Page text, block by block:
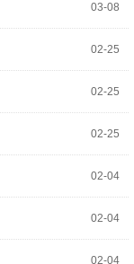
03-08
02-25
02-25
02-25
02-04
02-04
02-04